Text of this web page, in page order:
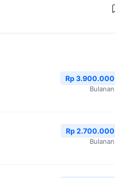
Rp 3.900.000
Bulanan
Rp 2.700.000
Bulanan